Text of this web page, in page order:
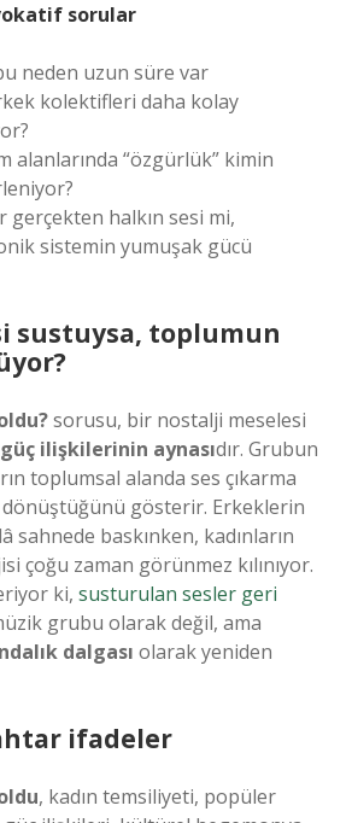
sorular
neden uzun süre var
kolektifleri daha kolay
alanlarında “özgürlük” kimin
halkın sesi mi,
sistemin yumuşak gücü
sustuysa, toplumun
sorusu, bir nostalji meselesi
ilişkilerinin aynasıdır. Grubun
toplumsal alanda ses çıkarma
dönüştüğünü gösterir. Erkeklerin
sahnede baskınken, kadınların
çoğu zaman görünmez kılınıyor.
ki, susturulan sesler geri
grubu olarak değil, ama
dalgası olarak yeniden
ifadeler
, kadın temsiliyeti, popüler